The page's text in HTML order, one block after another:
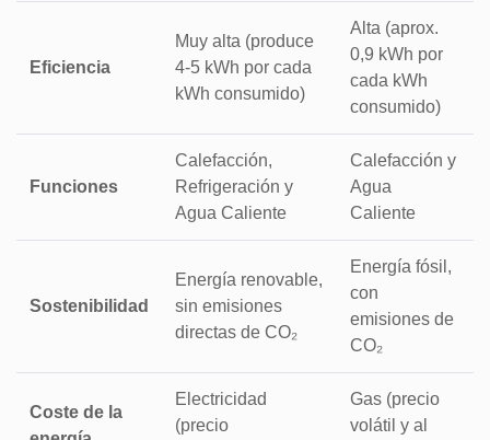
Eficiencia
Muy alta (produce
4-5 kWh por cada
kWh consumido)
Alta (aprox.
0,9 kWh por
cada kWh
consumido)
Funciones
Calefacción,
Refrigeración y
Agua Caliente
Calefacción y
Agua
Caliente
Sostenibilidad
Energía renovable,
sin emisiones
directas de CO₂
Energía fósil,
con
emisiones de
CO₂
Coste de la
Electricidad
(precio
Gas (precio
volátil y al